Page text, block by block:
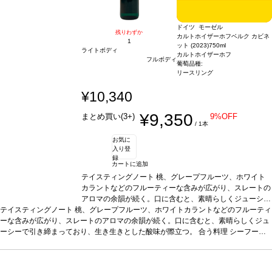
残りわずか
1
ライトボディ
フルボディ
ドイツ モーゼル
カルトホイザーホフベルク カビネ
ット (2023)750ml
カルトホイザーホフ
葡萄品種:
リースリング
¥10,340
まとめ買い(3+) ¥9,350 / 1本
9%OFF
お気に
入り登
録
カートに追加
テイスティングノート桃、グレープフルーツ、ホワイト
カラントなどのフルーティーな含みが広がり、スレートの
アロマの余韻が続く。口に含むと、素晴らしくジューシー
で引き締まっており、生き生きとした酸味が際立つ。合
う料理シーフード、ローストチキンなどと好相性。 葡萄
品種リースリング
テイスティングノート 桃、グレープフルーツ、ホワイトカラントなどのフルーティ
ーな含みが広がり、スレートのアロマの余韻が続く。口に含むと、素晴らしくジュ
ーシーで引き締まっており、生き生きとした酸味が際立つ。 合う料理 シーフー